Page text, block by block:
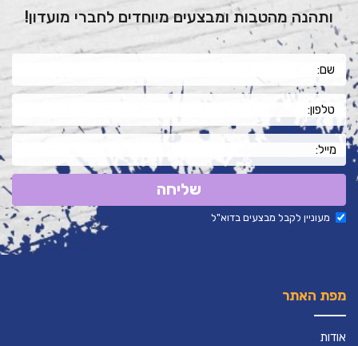
ותהנה מהטבות ומבצעים מיוחדים לחברי מועדון!
שליחה
מעוניין לקבל מבצעים בדוא"ל
מפת האתר
אודות